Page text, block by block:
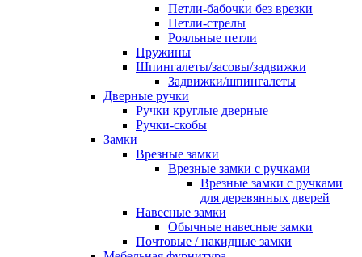
Петли-бабочки без врезки
Петли-стрелы
Рояльные петли
Пружины
Шпингалеты/засовы/задвижки
Задвижки/шпингалеты
Дверные ручки
Ручки круглые дверные
Ручки-скобы
Замки
Врезные замки
Врезные замки с ручками
Врезные замки с ручками
для деревянных дверей
Навесные замки
Обычные навесные замки
Почтовые / накидные замки